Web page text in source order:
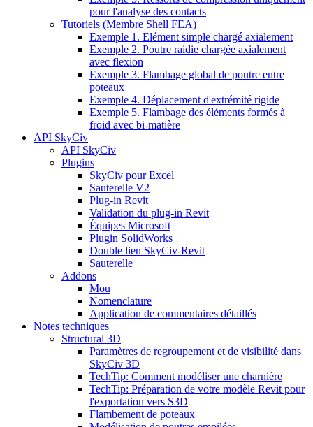
pour l'analyse des contacts
Tutoriels (Membre Shell FEA)
Exemple 1. Elément simple chargé axialement
Exemple 2. Poutre raidie chargée axialement
avec flexion
Exemple 3. Flambage global de poutre entre
poteaux
Exemple 4. Déplacement d'extrémité rigide
Exemple 5. Flambage des éléments formés à
froid avec bi-matière
API SkyCiv
API SkyCiv
Plugins
SkyCiv pour Excel
Sauterelle V2
Plug-in Revit
Validation du plug-in Revit
Équipes Microsoft
Plugin SolidWorks
Double lien SkyCiv-Revit
Sauterelle
Addons
Mou
Nomenclature
Application de commentaires détaillés
Notes techniques
Structural 3D
Paramètres de regroupement et de visibilité dans
SkyCiv 3D
TechTip: Comment modéliser une charnière
TechTip: Préparation de votre modèle Revit pour
l'exportation vers S3D
Flambement de poteaux